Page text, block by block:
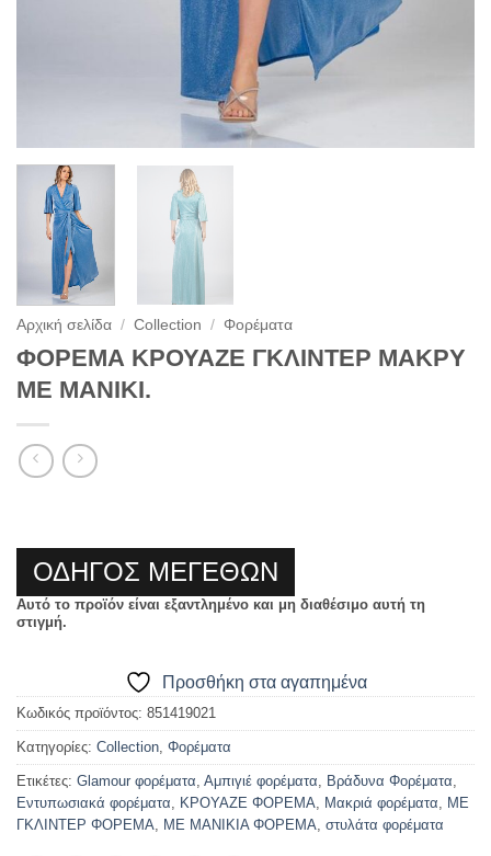
Αρχική σελίδα / Collection / Φορέματα
ΦΟΡΕΜΑ ΚΡΟΥΑΖΕ ΓΚΛΙΝΤΕΡ ΜΑΚΡΥ
ΜΕ ΜΑΝΙΚΙ.
ΟΔΗΓΟΣ ΜΕΓΕΘΩΝ
Αυτό το προϊόν είναι εξαντλημένο και μη διαθέσιμο αυτή τη
στιγμή.
Προσθήκη στα αγαπημένα
Κωδικός προϊόντος: 851419021
Κατηγορίες: Collection Φορέματα
Ετικέτες: Glamour φορέματα Αμπιγιέ φορέματα Βράδυνα Φορέματα
Εντυπωσιακά φορέματα
ΚΡΟΥΑΖΕ ΦΟΡΕΜΑ Μακριά φορέματα
ΜΕ
ΓΚΛΙΝΤΕΡ ΦΟΡΕΜΑ
ΜΕ ΜΑΝΙΚΙΑ ΦΟΡΕΜΑ στυλάτα φορέματα